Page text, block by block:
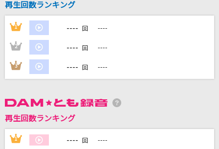
酒未練
大川栄策
Never Grow Up
ちゃんみな
湘南乃風
男鹿半島
水森かおり
再生回数ランキング
1 ---- 回 ----
2 ---- 回 ----
3 ---- 回 ----
再生回数ランキング
1 ---- 回 ----